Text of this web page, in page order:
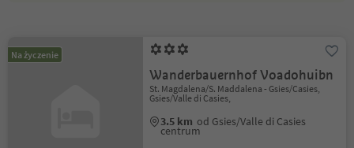
Na życzenie
Wanderbauernhof Voadohuibn
St. Magdalena/S. Maddalena - Gsies/Casies,
Gsies/Valle di Casies,
3.5 km od Gsies/Valle di Casies
centrum